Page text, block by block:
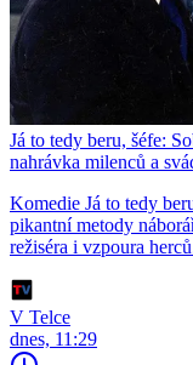
Já to tedy beru, šéfe:
nahrávka milenců a
Komedie Já to tedy
pikantní metody
režiséra i vzpoura
V Telce
dnes, 11:29